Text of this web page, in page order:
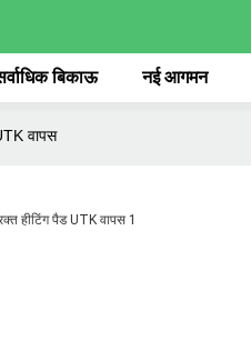
बिकाऊ नई आगमन
वापस